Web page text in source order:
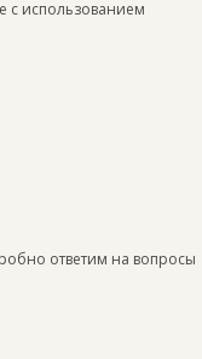
с использованием
ответим на вопросы